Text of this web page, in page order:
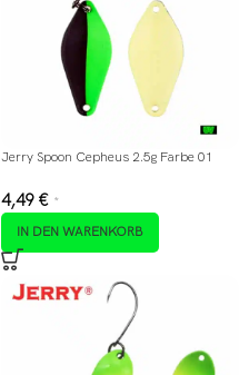
Jerry Spoon Cepheus 2.5g Farbe 01
4,49 € *
IN DEN WARENKORB